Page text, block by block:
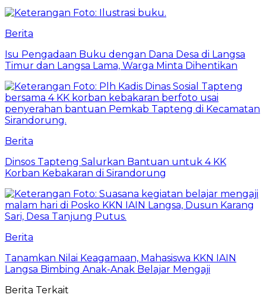
Berita
Isu Pengadaan Buku dengan Dana Desa di Langsa
Timur dan Langsa Lama, Warga Minta Dihentikan
Berita
Dinsos Tapteng Salurkan Bantuan untuk 4 KK
Korban Kebakaran di Sirandorung
Berita
Tanamkan Nilai Keagamaan, Mahasiswa KKN IAIN
Langsa Bimbing Anak-Anak Belajar Mengaji
Berita Terkait